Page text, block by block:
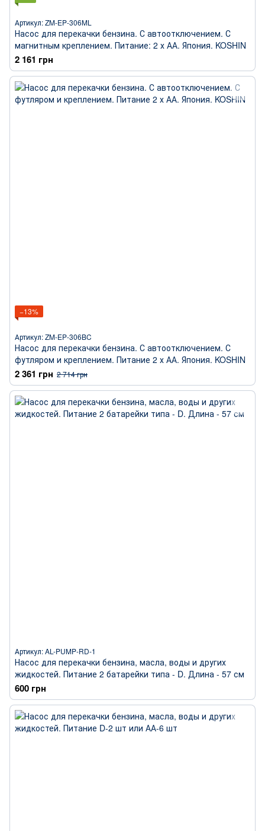
Артикул: ZM-EP-306ML
Насос для перекачки бензина. С автоотключением. С
магнитным креплением. Питание: 2 х АА. Япония. KOSHIN
2 161 грн
−13%
Артикул: ZM-EP-306BC
Насос для перекачки бензина. С автоотключением. С
футляром и креплением. Питание 2 х АА. Япония. KOSHIN
2 361 грн 2 714 грн
Артикул: AL-PUMP-RD-1
Насос для перекачки бензина, масла, воды и других
жидкостей. Питание 2 батарейки типа - D. Длина - 57 см
600 грн